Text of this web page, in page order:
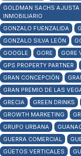
GOLDMAN SACHS AJUSTA
INMOBILIARIO
GONZALO FUENZALIDA
GONZALO SILVA LEÓN
GOOGLE
GORE GORE
GPS PROPERTY PARTNER
GRAN CONCEPCIÓN
GRAN PREMIO DE LAS
GRECIA
GREEN DRINKS
GROWTH MARKETING
GRUPO URBANA
GUERRA COMERCIAL
GÜETOS VERTICALES